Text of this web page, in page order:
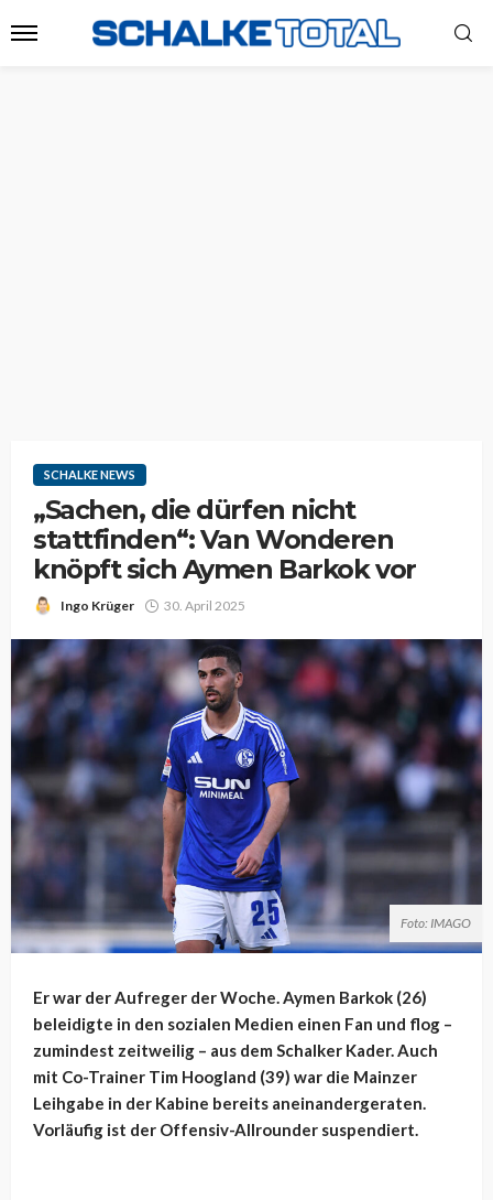
SCHALKE NEWS
„Sachen, die dürfen nicht
stattfinden“: Van Wonderen
knöpft sich Aymen Barkok vor
Ingo Krüger 30. April 2025
Foto: IMAGO
Er war der Aufreger der Woche. Aymen Barkok (26)
beleidigte in den sozialen Medien einen Fan und flog –
zumindest zeitweilig – aus dem Schalker Kader. Auch
mit Co-Trainer Tim Hoogland (39) war die Mainzer
Leihgabe in der Kabine bereits aneinandergeraten.
Vorläufig ist der Offensiv-Allrounder suspendiert.